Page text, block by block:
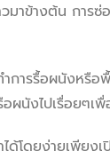
ข้างต้น การซ่อ
ารรื้อผนังหรือ
ผนังไปเรื่อยๆเ
ด้โดยง่ายเพีย